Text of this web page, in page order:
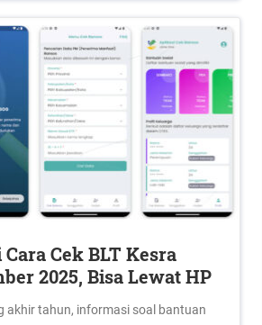
Cek BLT Kesra
2025, Bisa Lewat HP
akhir tahun, informasi soal bantuan